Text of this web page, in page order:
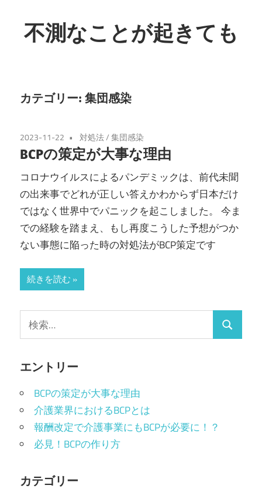
ン
テ
へ
ッ
プ
不測なことが起きても
業
ス
ム
ー
ズ
な
復
旧
BCP
が
役
立
つ
カテゴリー: 集団感染
2023-11-22 対処法/集団感染
BCPの策定が大事な理由
コロナウイルスによるパンデミックは、前代未聞
の出来事でどれが正しい答えかわからず日本だけ
ではなく世界中でパニックを起こしました。 今ま
での経験を踏まえ、もし再度こうした予想がつか
ない事態に陥った時の対処法がBCP策定です
続きを読む
索:
検
エントリー
BCPの策定が大事な理由
介護業界におけるBCPとは
報酬改定で介護事業にもBCPが必要に！？
必見！BCPの作り方
カテゴリー